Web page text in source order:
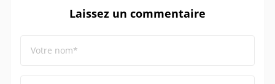
Laissez un commentaire
Votre nom*